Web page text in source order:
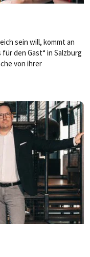
sein will, kommt an
den Gast“ in Salzburg
von ihrer